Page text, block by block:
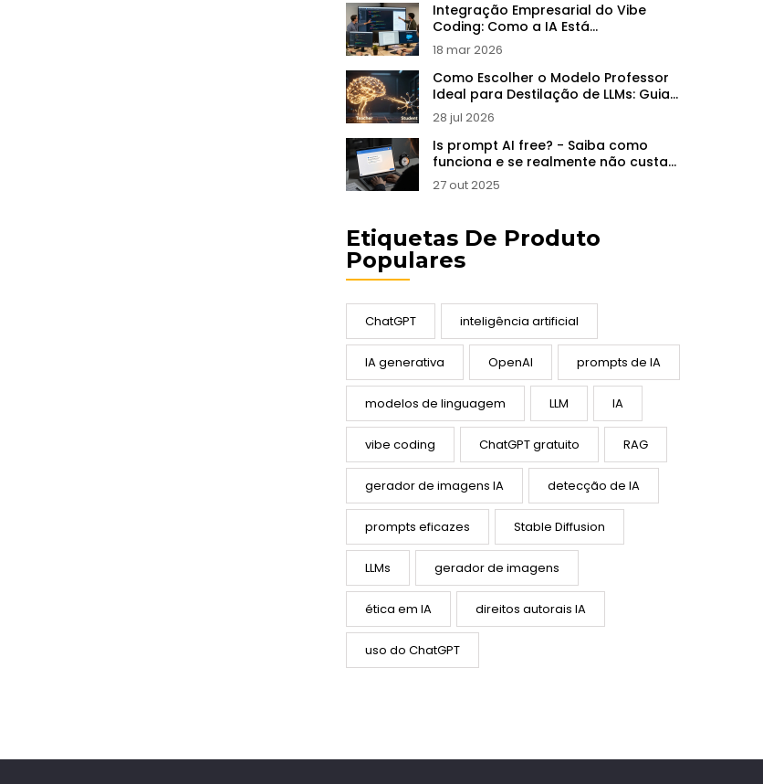
Integração Empresarial do Vibe
Coding: Como a IA Está
Transformando as Ferramentas de
Desenvolvimento
18 mar 2026
Como Escolher o Modelo Professor
Ideal para Destilação de LLMs: Guia
Prático
28 jul 2026
Is prompt AI free? - Saiba como
funciona e se realmente não custa
nada
27 out 2025
Etiquetas De Produto
Populares
ChatGPT inteligência artificial
IA generativa OpenAI prompts de IA
modelos de linguagem LLM IA
vibe coding ChatGPT gratuito RAG
gerador de imagens IA detecção de IA
prompts eficazes Stable Diffusion
LLMs gerador de imagens
ética em IA direitos autorais IA
uso do ChatGPT